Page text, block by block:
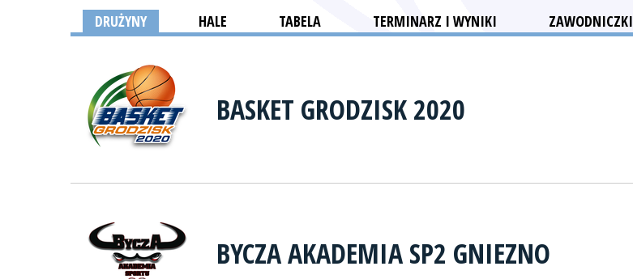
DRUŻYNY HALE TABELA TERMINARZ I WYNIKI ZAWODNICZKI
BASKET GRODZISK 2020
BYCZA AKADEMIA SP2 GNIEZNO